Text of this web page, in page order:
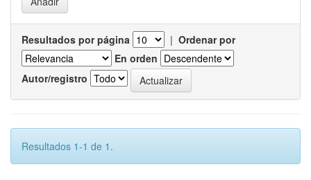
Resultados por página | Ordenar por
En orden
Autor/registro
Resultados 1-1 de 1.